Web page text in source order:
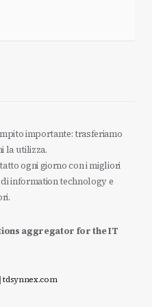
importante: trasferiamo
la utilizza.
ogni giorno con i migliori
information technology e
aggregator for the IT
tdsynnex.com